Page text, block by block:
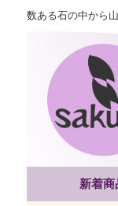
数ある石の中から
新着商